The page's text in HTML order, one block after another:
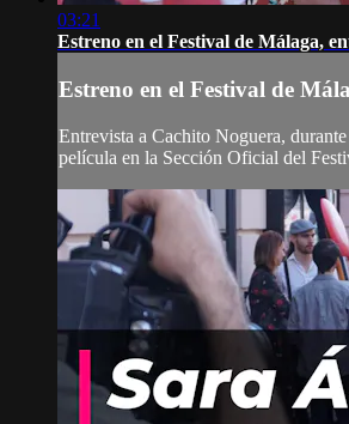
03:21
Estreno en el Festival de Málaga,
Estreno en el Festival de
Entrevista a Cachito Noguera,
película en la Sección Oficial del